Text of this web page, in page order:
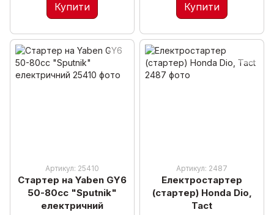
Купити Купити
Артикул: 25410
Стартер на Yaben GY6
50-80cc "Sputnik"
електричний
Артикул: 2487
Електростартер
(стартер) Honda Dio,
Tact